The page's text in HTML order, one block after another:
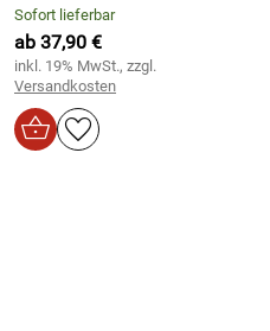
Sofort lieferbar
ab 37,90 €
inkl. 19% MwSt., zzgl.
Versandkosten